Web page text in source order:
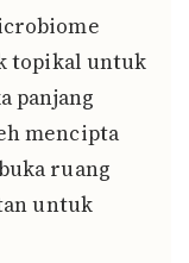
topikal untuk
panjang
mencipta
ruang
untuk